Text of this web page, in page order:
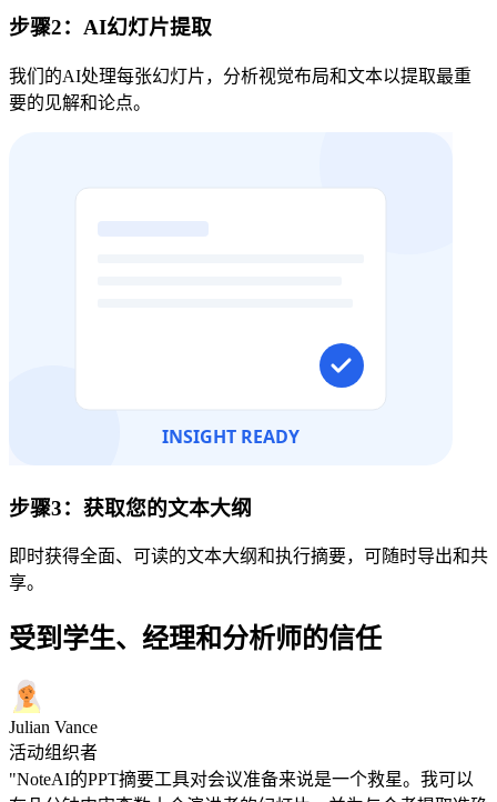
步骤2：AI幻灯片提取
我们的AI处理每张幻灯片，分析视觉布局和文本以提取最重
要的见解和论点。
步骤3：获取您的文本大纲
即时获得全面、可读的文本大纲和执行摘要，可随时导出和共
享。
受到学生、经理和分析师的信任
Julian Vance
活动组织者
"NoteAI的PPT摘要工具对会议准备来说是一个救星。我可以